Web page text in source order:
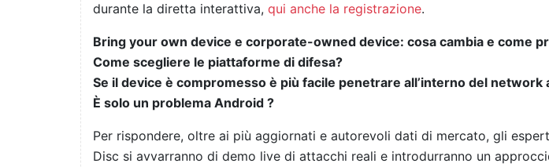
durante la diretta interattiva, qui anche la registrazione.
Bring your own device e corporate-owned device: cosa cambia e come
Come scegliere le piattaforme di difesa?
Se il device è compromesso è più facile penetrare all’interno del network
È solo un problema Android ?
Per rispondere, oltre ai più aggiornati e autorevoli dati di mercato, gli
Disc si avvarranno di demo live di attacchi reali e introdurranno un